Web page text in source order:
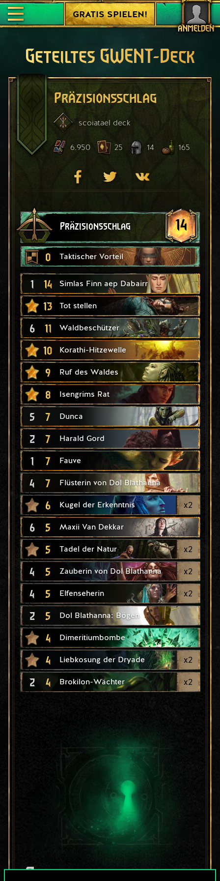
ANMELDEN
GRATIS SPIELEN!
Geteiltes GWENT-Deck
Präzisionsschlag
scoiatael deck
6.950 25 14 165
Präzisionsschlag 14
0 Taktischer Vorteil
1 14 Simlas Finn aep Dabairr
13 Tot stellen
6 11 Waldbeschützer
10 Korathi-Hitzewelle
9 Ruf des Waldes
8 Isengrims Rat
5 7 Dunca
2 7 Harald Gord
1 7 Fauve
4 7 Flüsterin von Dol Blathanna
6 Kugel der Erkenntnis x2
6 5 Maxii Van Dekkar
5 Tadel der Natur x2
4 5 Zauberin von Dol Blathanna x2
4 5 Elfenseherin x2
2 5 Dol Blathanna: Bögen
4 Dimeritiumbombe
4 Liebkosung der Dryade x2
2 4 Brokilon-Wächter x2
Bis jetzt ist dies nur